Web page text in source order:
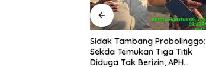
Sidak Tambang Probolinggo:
Sekda Temukan Tiga Titik
Diduga Tak Berizin, APH